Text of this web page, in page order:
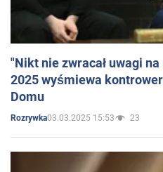
"Nikt nie zwracał uwagi
2025 wyśmiewa
Domu
Rozrywka03.03.2025 15:53 23